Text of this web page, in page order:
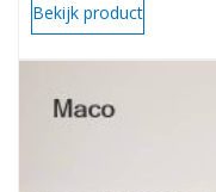
Bekijk product